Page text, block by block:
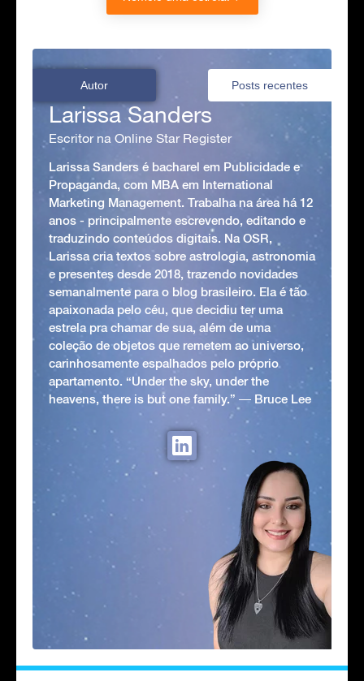
Autor Posts recentes
Larissa Sanders
Escritor na Online Star Register
Larissa Sanders é bacharel em Publicidade e
Propaganda, com MBA em International
Marketing Management. Trabalha na área há 12
anos - principalmente escrevendo, editando e
traduzindo conteúdos digitais. Na OSR,
Larissa cria textos sobre astrologia, astronomia
e presentes desde 2018, trazendo novidades
semanalmente para o blog brasileiro. Ela é tão
apaixonada pelo céu, que decidiu ter uma
estrela pra chamar de sua, além de uma
coleção de objetos que remetem ao universo,
carinhosamente espalhados pelo próprio
apartamento. “Under the sky, under the
heavens, there is but one family.” ― Bruce Lee